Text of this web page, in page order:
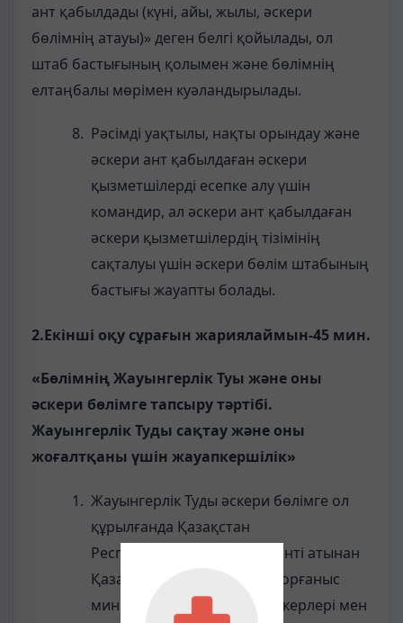
ант қабылдады (күні, айы, жылы, әскери
бөлімнің атауы)» деген белгі қойылады, ол
штаб бастығының қолымен және бөлімнің
елтаңбалы мөрімен куәландырылады.
Рәсімді уақтылы, нақты орындау және
әскери ант қабылдаған әскери
қызметшілерді есепке алу үшін
командир, ал әскери ант қабылдаған
әскери қызметшілердің тізімінің
сақталуы үшін әскери бөлім штабының
бастығы жауапты болады.
2.Екінші оқу сұрағын жариялаймын-45 мин.
«Бөлімнің Жауынгерлік Туы және оны
әскери бөлімге тапсыру тәртібі.
Жауынгерлік Туды сақтау және оны
жоғалтқаны үшін жауапкершілік»
Жауынгерлік Туды әскери бөлімге ол
құрылғанда Қазақстан
Республикасының Президенті атынан
Қазақстан Республикасы Қорғаныс
министрлігінің, басқа да әскерлері мен